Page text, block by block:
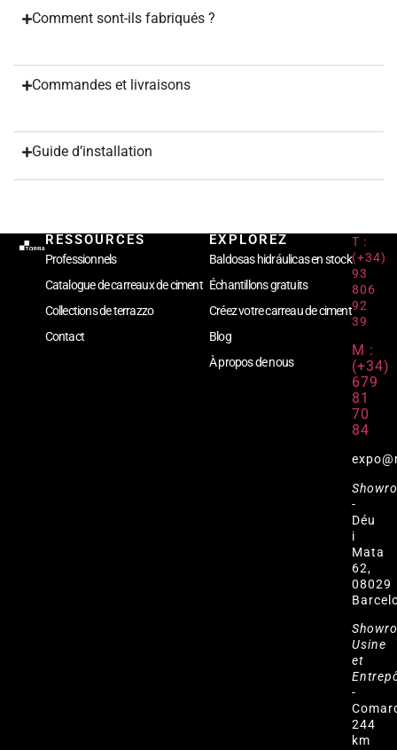
Comment sont-ils fabriqués ?
Commandes et livraisons
Guide d’installation
RESSOURCES
Professionnels
Catalogue de carreaux de ciment
Collections de terrazzo
Contact
EXPLOREZ
Baldosas hidráulicas en stock
Échantillons gratuits
Créez votre carreau de ciment
Blog
À propos de nous
T :
(+34)
93
806
92
39
M :
(+34)
679
81
70
84
-
Déu
i
Mata
62,
08029
Usine
et
-
244
km